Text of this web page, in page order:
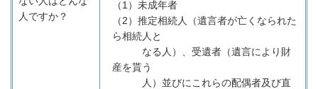
人ですか？
（1 ）未成年者
（2）推定相続人（遺言者が亡くなられた
ら相続人と
なる人）、受遺者（遺言により財
産を貰う
人）並びにこれらの配偶者及び直